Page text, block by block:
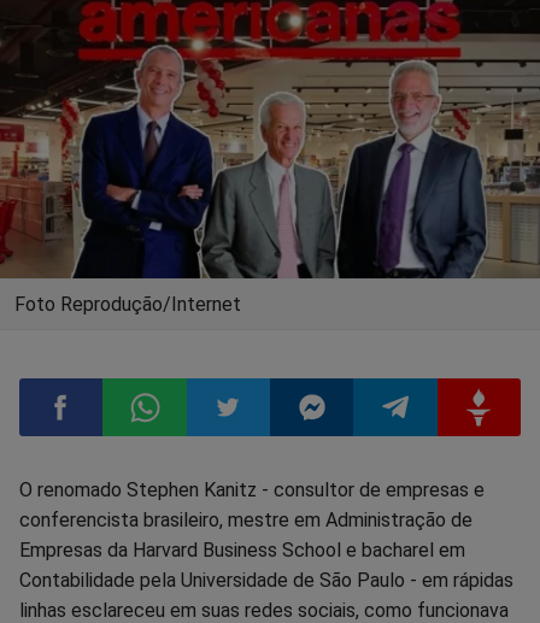
Foto Reprodução/Internet
Compartilhar
no
Facebook
Compartilhar
no
Whatsapp
Compartilhar
no
Twitter
Compartilhar
no
Messenger
Compartilhar
no
Telegram
no
Gettr
O renomado Stephen Kanitz - consultor de empresas e
conferencista brasileiro, mestre em Administração de
Empresas da Harvard Business School e bacharel em
Contabilidade pela Universidade de São Paulo - em rápidas
linhas esclareceu em suas redes sociais, como funcionava